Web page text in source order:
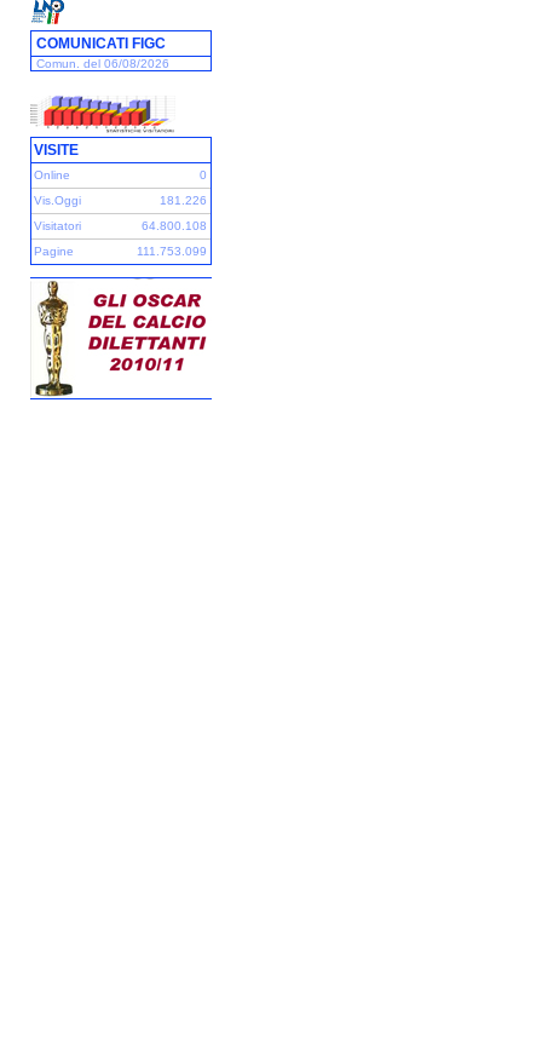
COMUNICATI FIGC
Comun. del 06/08/2026
VISITE
Online
0
Vis.Oggi
181.226
Visitatori
64.800.108
Pagine
111.753.099